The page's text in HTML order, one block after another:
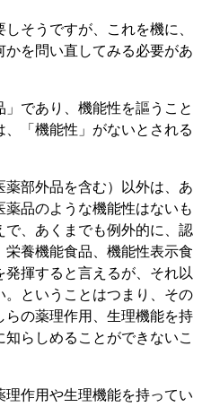
そうですが、これを機に、
を問い直してみる必要があ
であり、機能性を謳うこと
「機能性」がないとされる
薬部外品を含む）以外は、あ
薬品のような機能性はないも
、あくまでも例外的に、認
養機能食品、機能性表示食
揮すると言えるが、それ以
ということはつまり、その
の薬理作用、生理機能を持
らしめることができないこ
作用や生理機能を持ってい